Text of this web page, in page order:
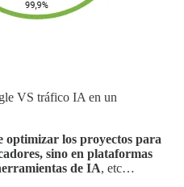
VS tráfico IA en un
optimizar los proyectos para
sino en plataformas
de IA, etc…